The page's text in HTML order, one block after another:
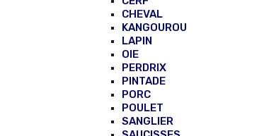
CHEVAL
KANGOUROU
LAPIN
OIE
PERDRIX
PINTADE
PORC
POULET
SANGLIER